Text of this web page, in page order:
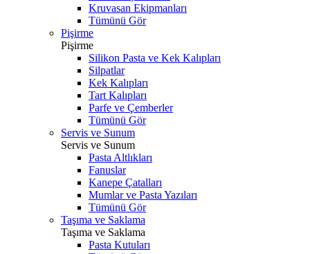
Kruvasan Ekipmanları
Tümünü Gör
Pişirme
Pişirme
Silikon Pasta ve Kek Kalıpları
Silpatlar
Kek Kalıpları
Tart Kalıpları
Parfe ve Çemberler
Tümünü Gör
Servis ve Sunum
Servis ve Sunum
Pasta Altlıkları
Fanuslar
Kanepe Çatalları
Mumlar ve Pasta Yazıları
Tümünü Gör
Taşıma ve Saklama
Taşıma ve Saklama
Pasta Kutuları